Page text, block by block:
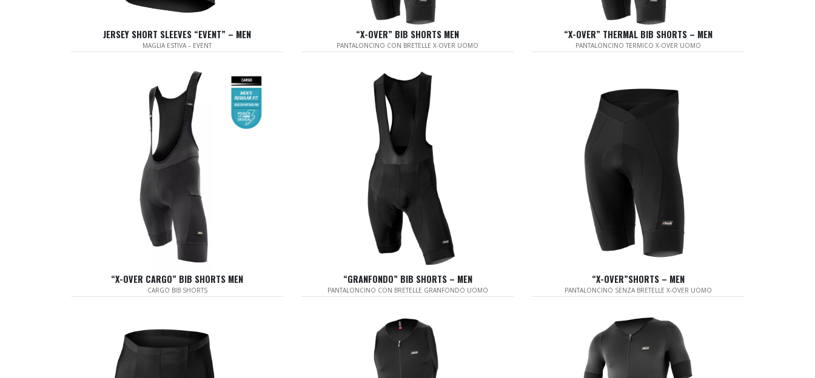
JERSEY SHORT SLEEVES “EVENT” – MEN
MAGLIA ESTIVA – EVENT
“X-OVER” BIB SHORTS MEN
PANTALONCINO CON BRETELLE X-OVER UOMO
“X-OVER” THERMAL BIB SHORTS – MEN
PANTALONCINO TERMICO X-OVER UOMO
“X-OVER CARGO” BIB SHORTS MEN
CARGO BIB SHORTS
“GRANFONDO” BIB SHORTS – MEN
PANTALONCINO CON BRETELLE GRANFONDO UOMO
“X-OVER”SHORTS – MEN
PANTALONCINO SENZA BRETELLE X-OVER UOMO